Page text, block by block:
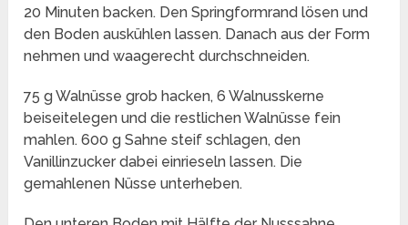
20 Minuten backen. Den Springformrand lösen und
den Boden auskühlen lassen. Danach aus der Form
nehmen und waagerecht durchschneiden.
75 g Walnüsse grob hacken, 6 Walnusskerne
beiseitelegen und die restlichen Walnüsse fein
mahlen. 600 g Sahne steif schlagen, den
Vanillinzucker dabei einrieseln lassen. Die
gemahlenen Nüsse unterheben.